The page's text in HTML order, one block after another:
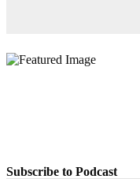
Subscribe to Podcast